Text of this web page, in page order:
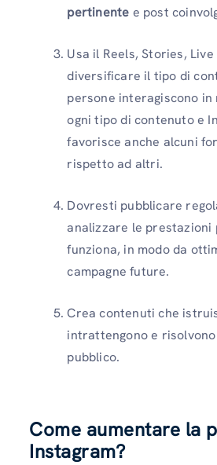
pertinente e post
Usa il Reels, Stories,
diversificare il tipo di
persone interagiscono in
ogni tipo di contenuto e
favorisce anche alcuni
rispetto ad altri.
Dovresti pubblicare
analizzare le prestazioni
funziona, in modo da
campagne future.
Crea contenuti che
intrattengono e
pubblico.
Come aumentare la
Instagram?